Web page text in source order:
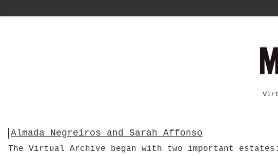
Almada Negreiros and Sarah Affonso
The Virtual Archive began with two important